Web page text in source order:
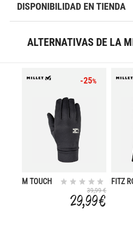
DISPONIBILIDAD EN TIENDA
ALTERNATIVAS DE LA
-25%
M TOUCH
39,99 €
29,99 €
FITZ